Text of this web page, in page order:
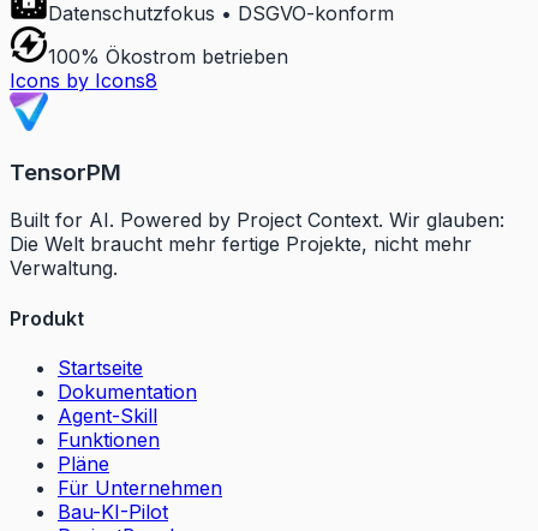
Datenschutzfokus • DSGVO-konform
100% Ökostrom betrieben
Icons by Icons8
TensorPM
Built for AI. Powered by Project Context. Wir glauben:
Die Welt braucht mehr fertige Projekte, nicht mehr
Verwaltung.
Produkt
Startseite
Dokumentation
Agent-Skill
Funktionen
Pläne
Für Unternehmen
Bau-KI-Pilot